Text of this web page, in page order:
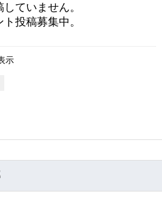
ていません。
投稿募集中。
示